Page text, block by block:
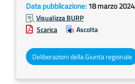
Data pubblicazione:18 marzo 2024
Visualizza BURP
Scarica
Ascolta
Deliberazioni della Giunta regionale